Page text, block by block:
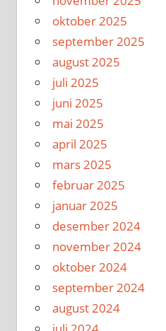
oktober 2025
september 2025
august 2025
juli 2025
juni 2025
mai 2025
april 2025
mars 2025
februar 2025
januar 2025
desember 2024
november 2024
oktober 2024
september 2024
august 2024